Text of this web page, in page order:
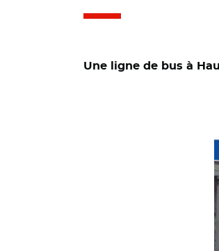
Une ligne de bus à